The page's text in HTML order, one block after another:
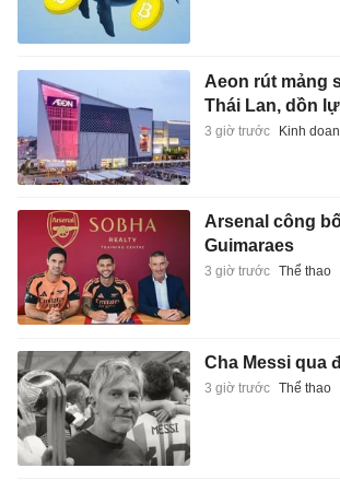
Aeon rút mảng
Thái Lan, dồn
3 giờ trước Kinh
Arsenal công
Guimaraes
3 giờ trước Thể thao
Cha Messi qua
3 giờ trước Thể thao